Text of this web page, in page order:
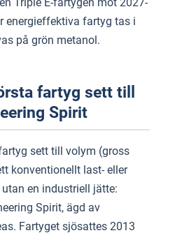
energieffektiva fartyg tas i
på grön metanol.
fartyg sett till
Spirit
sett till volym (gross
konventionellt last- eller
en industriell jätte:
Spirit, ägd av
Fartyget sjösattes 2013